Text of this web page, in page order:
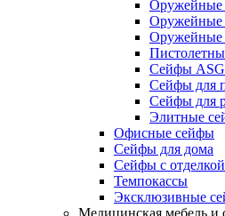
Оружейные
Сейфы ASG
Сейфы для
Сейфы для
Элитные
Офисные сейфы
Сейфы для дома
Сейфы с
Темпокассы
Эксклюзивные
Медицинская мебель и